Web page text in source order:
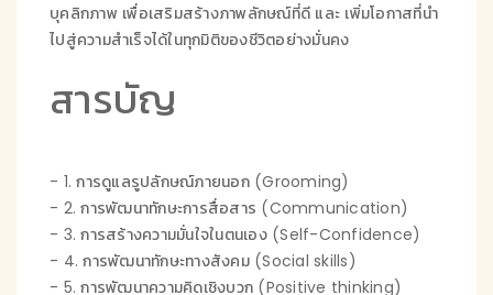
บุคลิกภาพ เพื่อเสริมสร้างภาพลักษณ์ที่ดี และ เพิ่มโอกาสที่นำ
ไปสู่ความสำเร็จได้ในทุกมิติของชีวิตอย่างมั่นคง
สารบัญ
- 1. การดูแลรูปลักษณ์ภายนอก (Grooming)
- 2. การพัฒนาทักษะการสื่อสาร (Communication)
- 3. การสร้างความมั่นใจในตนเอง (Self-Confidence)
- 4. การพัฒนาทักษะทางสังคม (Social skills)
- 5. การพัฒนาความคิดเชิงบวก (Positive thinking)